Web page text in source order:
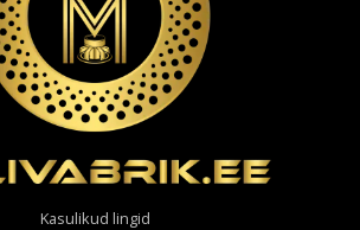
Kasulikud lingid